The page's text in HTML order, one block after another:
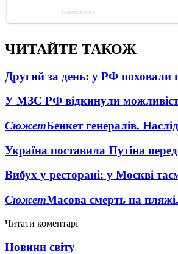
ЧИТАЙТЕ ТАКОЖ
Другий за день: у РФ поховали
У МЗС РФ відкинули
СюжетБенкет генералів.
Україна поставила Путіна
Вибух у ресторані: у Москві
СюжетМасова смерть на
Читати коментарі
Новини світу